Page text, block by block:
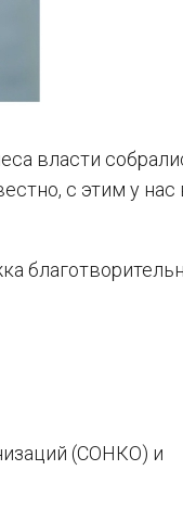
власти
с этим у нас
(СОНКО) и